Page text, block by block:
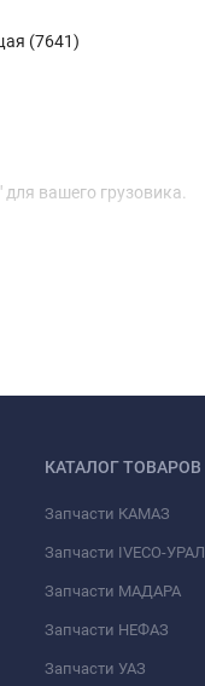
(7641)
вашего грузовика.
КАТАЛОГ ТОВАРОВ
Запчасти КАМАЗ
Запчасти IVECO-УРАЛ
Запчасти МАДАРА
Запчасти НЕФАЗ
Запчасти УАЗ